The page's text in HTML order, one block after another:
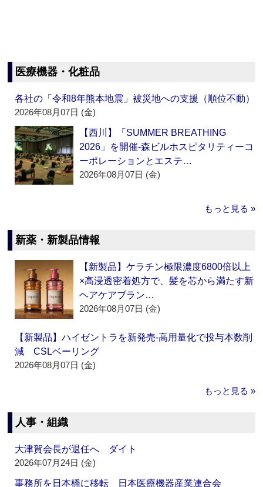
医療機器・化粧品
各社の「令和8年熊本地震」被災地への支援（順位不動）
2026年08月07日 (金)
【西川】「SUMMER BREATHING
2026」を開催‐森ビルホスピタリティーコ
ーポレーションとエステ…
2026年08月07日 (金)
もっと見る »
新薬・新製品情報
【新製品】ケラチン極限濃度6800倍以上
×高浸透密着処方で、髪を芯から満たす新
ヘアケアブラン…
2026年08月07日 (金)
【新製品】ハイゼントラを新発売‐高用量化で投与本数削
減 CSLベーリング
2026年08月07日 (金)
もっと見る »
人事・組織
大津賀会長が退任へ ダイト
2026年07月24日 (金)
事務所を日本橋に移転 日本医療機器産業連合会